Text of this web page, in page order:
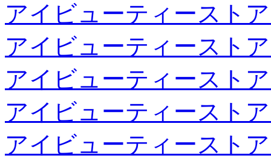
アイビューティースト
アイビューティースト
アイビューティースト
アイビューティースト
アイビューティースト